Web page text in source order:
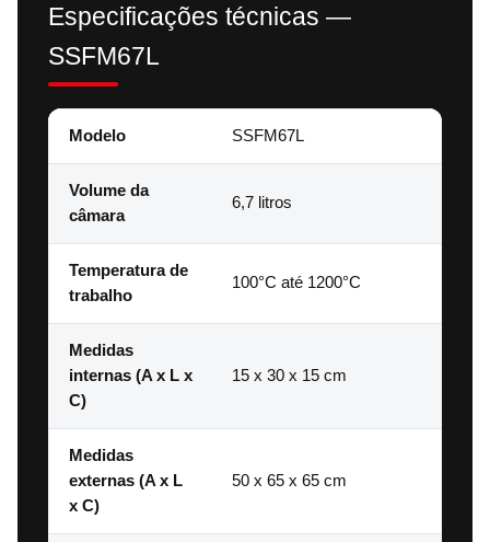
Especificações técnicas —
SSFM67L
Modelo SSFM67L
Volume da
câmara
6,7 litros
Temperatura de
trabalho
100°C até 1200°C
Medidas
internas (A x L x
C)
15 x 30 x 15 cm
Medidas
externas (A x L
x C)
50 x 65 x 65 cm